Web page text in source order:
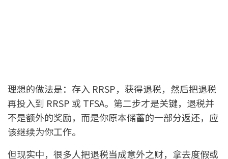
理想的做法是：存入 RRSP，获得退税，然后把退税
再投入到 RRSP 或 TFSA。第二步才是关键，退税并
不是额外的奖励，而是你原本储蓄的一部分返还，应
该继续为你工作。
但现实中，很多人把退税当成意外之财，拿去度假或